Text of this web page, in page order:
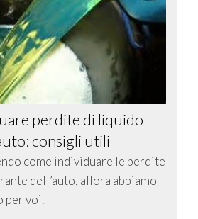
perdite di liquido
consigli utili
come individuare le perdite
dell’auto, allora abbiamo
per voi.